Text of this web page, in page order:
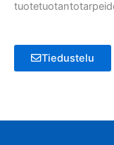
Tiedustelu